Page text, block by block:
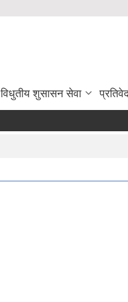
विधुतीय शुसासन सेवा